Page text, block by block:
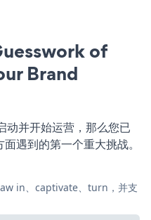
of
Brand
并开始运营，那么您已
遇到的第一个重大挑战。
in、captivate、turn，并支